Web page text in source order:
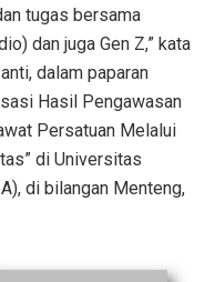
tugas bersama
dan juga Gen Z,” kata
dalam paparan
Hasil Pengawasan
Persatuan Melalui
di Universitas
di bilangan Menteng,